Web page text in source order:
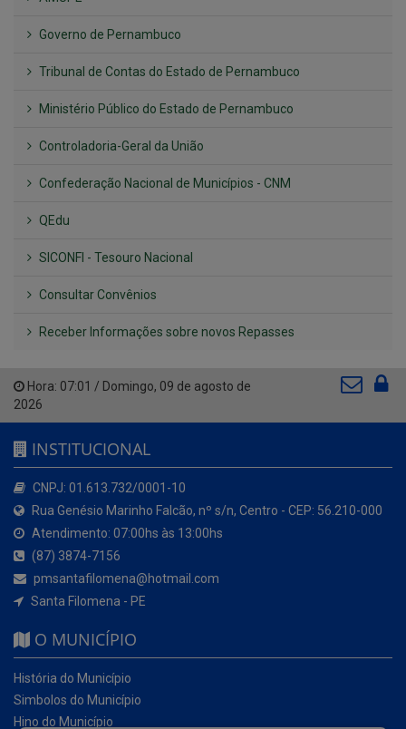
Governo de Pernambuco
Tribunal de Contas do Estado de Pernambuco
Ministério Público do Estado de Pernambuco
Controladoria-Geral da União
Confederação Nacional de Municípios - CNM
QEdu
SICONFI - Tesouro Nacional
Consultar Convênios
Receber Informações sobre novos Repasses
Hora: 07:01 / Domingo, 09 de agosto de
2026
INSTITUCIONAL
CNPJ: 01.613.732/0001-10
Rua Genésio Marinho Falcão, nº s/n, Centro - CEP: 56.210-000
Atendimento: 07:00hs às 13:00hs
(87) 3874-7156
pmsantafilomena@hotmail.com
Santa Filomena - PE
O MUNICÍPIO
História do Município
Simbolos do Município
Hino do Município